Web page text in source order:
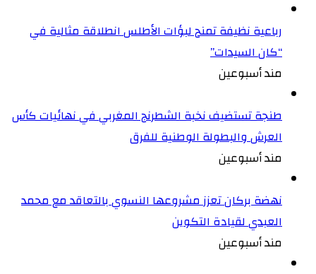
رباعية نظيفة تمنح لبؤات الأطلس انطلاقة مثالية في
“كان السيدات”
مند أسبوعين
طنجة تستضيف نخبة الشطرنج المغربي في نهائيات كأس
العرش والبطولة الوطنية للفرق
مند أسبوعين
نهضة بركان تعزز مشروعها النسوي بالتعاقد مع محمد
العبدي لقيادة التكوين
مند أسبوعين